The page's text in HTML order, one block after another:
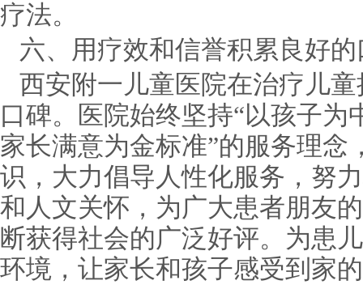
疗法。
六、用疗效和信誉积累良好的
西安附一儿童医院在治疗儿
口碑。医院始终坚持“以孩子为
家长满意为金标准”的服务理念
识，大力倡导人性化服务，努
和人文关怀，为广大患者朋友
断获得社会的广泛好评。为患
环境，让家长和孩子感受到家